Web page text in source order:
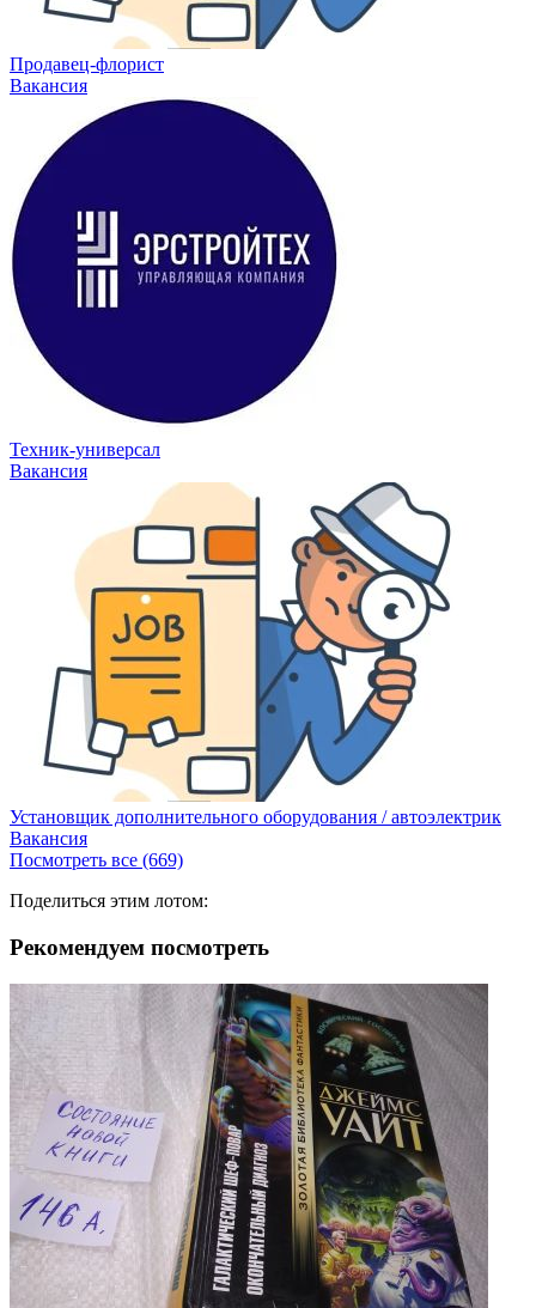
Продавец-флорист
Вакансия
Техник-универсал
Вакансия
Установщик дополнительного оборудования / автоэлектрик
Вакансия
Посмотреть все (669)
Поделиться этим лотом:
Рекомендуем посмотреть